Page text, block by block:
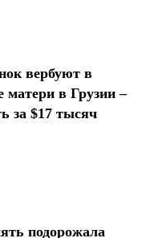
вербуют в
матери в Грузии –
за $17 тысяч
подорожала